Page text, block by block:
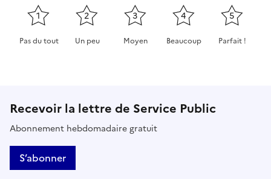
1
Pas du tout
2
Un peu
3
Moyen
4
Beaucoup
5
Parfait !
Recevoir la lettre de Service Public
Abonnement hebdomadaire gratuit
S’abonner